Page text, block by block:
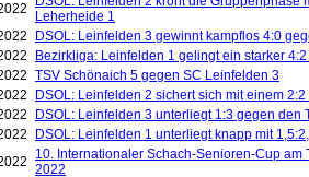
Leherheide 1
DSOL: Leinfelden 3 gewinnt kampflos 4:0
Bezirkliga: Leinfelden 1 gelingt ein starker
TSV Schönaich 5 gegen SC Leinfelden 3
DSOL: Leinfelden 2 sichert sich mit einem
DSOL: Leinfelden 3 unterliegt 1:3 gegen den
DSOL: Leinfelden 1 unterliegt knapp mit
10. Internationaler Schach-Senioren-Cup am
2022